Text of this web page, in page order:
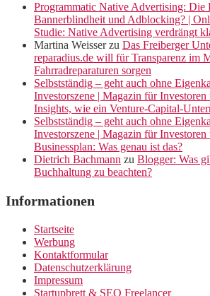
Programmatic Native Advertising: Die
Bannerblindheit und Adblocking? |
Studie: Native Advertising verdrängt
Martina Weisserzu Das Freiberger
reparadius.de will für Transparenz im
Fahrradreparaturen sorgen
Selbstständig – geht auch ohne
Investorszene | Magazin für
Insights, wie ein Venture-Capital-
Selbstständig – geht auch ohne
Investorszene | Magazin für
Businessplan: Was genau ist das?
Dietrich Bachmann zu Blogger: Was
Buchhaltung zu beachten?
Informationen
Startseite
Werbung
Kontaktformular
Datenschutzerklärung
Impressum
Startupbrett & SEO Freelancer